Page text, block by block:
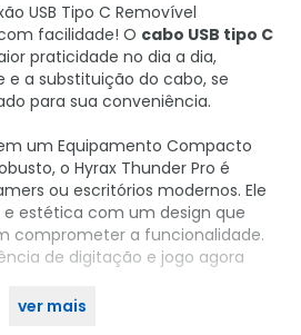
USB Tipo C Removível
facilidade! O cabo USB tipo C
praticidade no dia a dia,
a substituição do cabo, se
para sua conveniência.
um Equipamento Compacto
o Hyrax Thunder Pro é
ou escritórios modernos. Ele
estética com um design que
comprometer a funcionalidade.
de digitação e jogo agora
ver mais